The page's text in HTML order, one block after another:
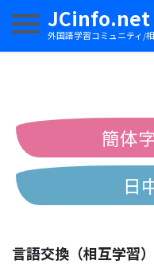
JCinfo.net
外国語学習コミュニティ/
ナビゲーションを切り替
簡体
日
言語交換（相互学習